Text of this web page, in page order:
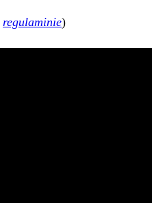
regulaminie)